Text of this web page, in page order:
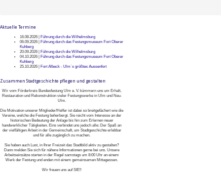
Aktuelle Termine
16.08.2026 |
Führung durch die Wilhelmsburg
06.09.2026 |
Führung durch das Festungsmuseum Fort Oberer
Kuhberg
20.09.2026 |
Führung durch die Wilhelmsburg
04.10.2026 |
Führung durch das Festungsmuseum Fort Oberer
Kuhberg
25.10.2026 |
Fort Albeck - Ulm`s größtes Aussenfort
Zusammen Stadtgeschichte pflegen und gestalten
Wir vom Förderkreis Bundesfestung Ulm e. V. kümmern uns um Erhalt,
Restauration und Rekonstruktion vieler Festungswerke in Ulm und Neu-
Ulm.
Die Motivation unserer Mitglieder/Helfer ist dabei so breitgefächert wie die
Vereine, welche die Festung beherbergt. Sie reicht vom Interesse an der
historischen Bedeutung der Anlage bis hin zum Erlernen neuer
handwerklicher Tätigkeiten. Eins verbindet uns jedoch alle: Der Spaß an
der vielfältigen Arbeit in der Gemeinschaft, um Stadtgeschichte erlebbar
und für alle zugänglich zu machen.
Sie haben auch Lust, in Ihrer Freizeit das Stadtbild aktiv zu gestalten?
Dann melden Sie sich für nähere Informationen gerne bei uns. Unsere
Arbeitseinsätze starten in der Regel samstags um 8:00 Uhr an einem
Werk der Festung und enden mit einem gemeinsamen Mittagessen.
Wir freuen uns auf SIE!!